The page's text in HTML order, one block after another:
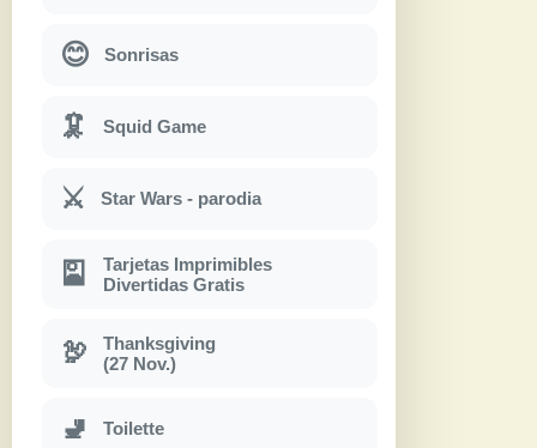
😊 Sonrisas
🦑 Squid Game
⚔ Star Wars - parodia
🎴
Tarjetas Imprimibles
Divertidas Gratis
🦃
Thanksgiving
(27 Nov.)
🚽 Toilette